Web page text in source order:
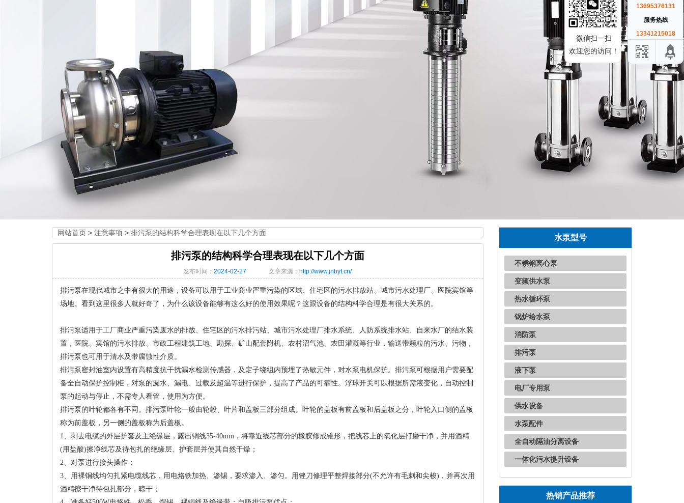
全自动隔油分离设备
网站首页 > 注意事项 > 排污泵的结构科学合理表现在以下几个方面
排污泵的结构科学合理表现在以下几个方面
发布时间：2024-02-27 文章来源： http://www.jnbyt.cn/
排污泵在现代城市之中有很大的用途，设备可以用于工业商业严重污染的区域、住宅区的污水排放站、城市污水处理厂、医院宾馆等
场地。看到这里很多人就好奇了，为什么该设备能够有这么好的使用效果呢？这跟设备的结构科学合理是有很大关系的。
排污泵适用于工厂商业严重污染废水的排放、住宅区的污水排污站、城市污水处理厂排水系统、人防系统排水站、自来水厂的结水装
置，医院、宾馆的污水排放、市政工程建筑工地、勘探、矿山配套附机、农村沼气池、农田灌溉等行业，输送带颗粒的污水、污物，
排污泵也可用于清水及带腐蚀性介质。
排污泵密封油室内设置有高精度抗干扰漏水检测传感器，及定子绕组内预埋了热敏元件，对水泵电机保护。排污泵可根据用户需要配
备全自动保护控制柜，对泵的漏水、漏电、过载及超温等进行保护，提高了产品的可靠性。浮球开关可以根据所需液变化，自动控制
泵的起动与停止，不需专人看管，使用为方便。
排污泵的叶轮都各有不同。排污泵叶轮一般由轮毂、叶片和盖板三部分组成。叶轮的盖板有前盖板和后盖板之分，叶轮入口侧的盖板
称为前盖板，另一侧的盖板称为后盖板。
1、剥去电缆的外层护套及主绝缘层，露出铜线35-40mm，将靠近线芯部分的橡胶修成锥形，把线芯上的氧化层打磨干净，并用酒精
(用盐酸)擦净线芯及待包扎的绝缘层、护套层并使其自然干燥；
2、对泵进行接头操作；
3、用裸铜线均匀扎紧电缆线芯，用电烙铁加热、渗锡，要求渗入、渗匀。用锉刀修理平整焊接部分(不允许有毛刺和尖梭)，并再次用
酒精擦干净待包扎部分，晾干；
水泵型号
不锈钢离心泵
变频供水泵
热水循环泵
锅炉给水泵
消防泵
排污泵
液下泵
电厂专用泵
供水设备
水泵配件
全自动隔油分离设备
一体化污水提升设备
热销产品推荐
13695376131
服务热线
13341215018
微信扫一扫
欢迎您的访问！